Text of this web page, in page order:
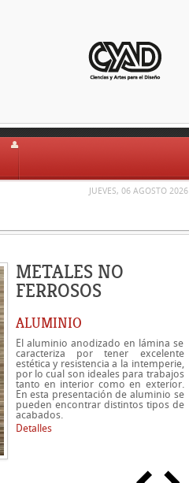
JUEVES, 06 AGOSTO 2026
METALES NO
FERROSOS
ALUMINIO
El aluminio anodizado en lámina se
caracteriza por tener excelente
estética y resistencia a la intemperie,
por lo cual son ideales para trabajos
tanto en interior como en exterior.
En esta presentación de aluminio se
pueden encontrar distintos tipos de
acabados.
Detalles